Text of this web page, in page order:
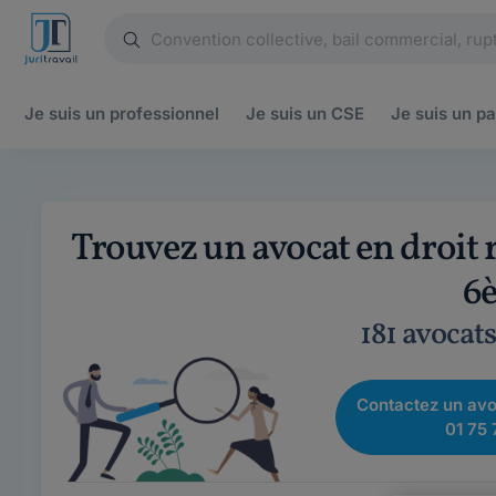
Je suis un professionnel Je suis un CSE Je suis un
Trouvez un avocat en
181
Contactez un
01 75